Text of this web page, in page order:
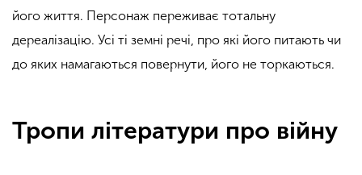
його життя. Персонаж переживає тотальну
дереалізацію. Усі ті земні речі, про які його питають чи
до яких намагаються повернути, його не торкаються.
Тропи літератури про війну